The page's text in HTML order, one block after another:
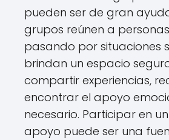
pueden ser de gran
grupos reúnen a
pasando por situaciones
brindan un espacio
compartir experiencias,
encontrar el apoyo
necesario. Participar en
apoyo puede ser una